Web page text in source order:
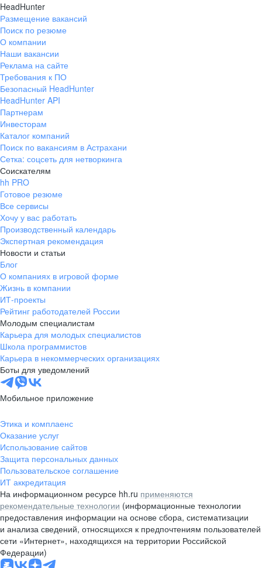
HeadHunter
Размещение вакансий
Поиск по резюме
О компании
Наши вакансии
Реклама на сайте
Требования к ПО
Безопасный HeadHunter
HeadHunter API
Партнерам
Инвесторам
Каталог компаний
Поиск по вакансиям в Астрахани
Сетка: соцсеть для нетворкинга
Соискателям
hh PRO
Готовое резюме
Все сервисы
Хочу у вас работать
Производственный календарь
Экспертная рекомендация
Новости и статьи
Блог
О компаниях в игровой форме
Жизнь в компании
ИТ-проекты
Рейтинг работодателей России
Молодым специалистам
Карьера для молодых специалистов
Школа программистов
Карьера в некоммерческих организациях
Боты для уведомлений
Мобильное приложение
Этика и комплаенс
Оказание услуг
Использование сайтов
Защита персональных данных
Пользовательское соглашение
ИТ аккредитация
На информационном ресурсе hh.ru применяются
рекомендательные технологии (информационные технологии
предоставления информации на основе сбора, систематизации
и анализа сведений, относящихся к предпочтениям пользователей
сети «Интернет», находящихся на территории Российской
Федерации)